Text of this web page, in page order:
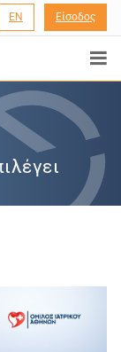
EN Είσοδος